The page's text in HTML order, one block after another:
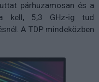
párhuzamosan és a
kell, 5,3 GHz-ig tud
A TDP mindeközben